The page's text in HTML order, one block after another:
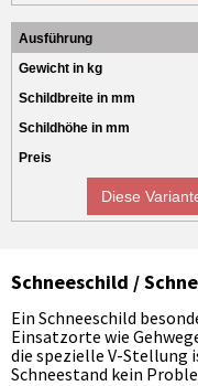
Diese
Schneeschild /
Ein Schneeschild
Einsatzorte wie
die spezielle V-Stellung
Schneestand kein